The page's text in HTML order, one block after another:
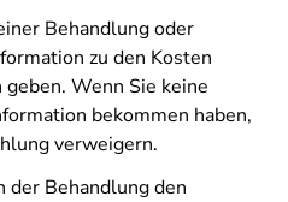
Behandlung oder
zu den Kosten
Wenn Sie keine
bekommen haben,
verweigern.
der Behandlung den